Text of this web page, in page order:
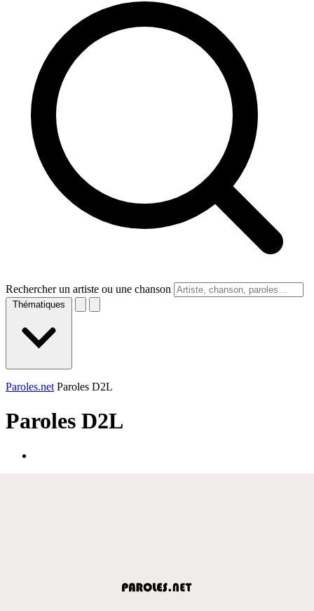
Rechercher un artiste ou une chanson
Thématiques
Paroles.net Paroles D2L
Paroles D2L